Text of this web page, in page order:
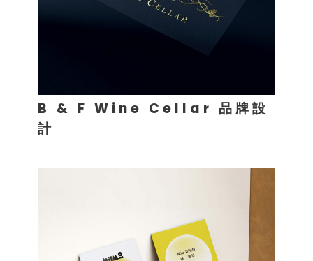
B & F Wine Cellar 品牌設
計